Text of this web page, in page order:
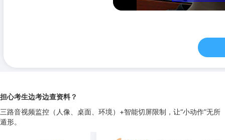
担心考生边考边查资料？
三路音视频监控（人像、桌面、环境）+智能切屏限制，让“小动作”无所
遁形。